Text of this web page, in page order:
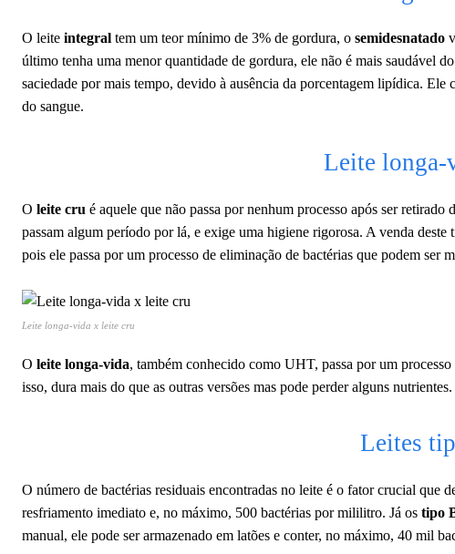
O leite integral tem um teor mínimo de 3% de gordura, o semidesnatado
último tenha uma menor quantidade de gordura, ele não é mais saudável
saciedade por mais tempo, devido à ausência da porcentagem lipídica.
do sangue.
Leite longa-
O leite cru é aquele que não passa por nenhum processo após ser
passam algum período por lá, e exige uma higiene rigorosa. A venda
pois ele passa por um processo de eliminação de bactérias que podem ser
Leite longa-vida x leite cru
O leite longa-vida, também conhecido como UHT, passa por um
isso, dura mais do que as outras versões mas pode perder alguns nutrientes.
Leites
O número de bactérias residuais encontradas no leite é o fator crucial que
resfriamento imediato e, no máximo, 500 bactérias por mililitro. Já os tipo
manual, ele pode ser armazenado em latões e conter, no máximo, 40 mil